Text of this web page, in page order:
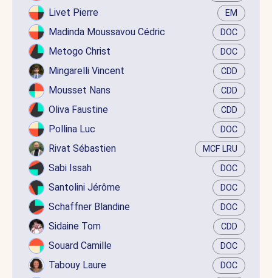
Livet Pierre EM
Madinda Moussavou Cédric DOC
Metogo Christ DOC
Mingarelli Vincent CDD
Mousset Nans CDD
Oliva Faustine CDD
Pollina Luc DOC
Rivat Sébastien MCF LRU
Sabi Issah DOC
Santolini Jérôme DOC
Schaffner Blandine DOC
Sidaine Tom CDD
Souard Camille DOC
Tabouy Laure DOC